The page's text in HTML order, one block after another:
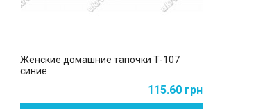
Женские домашние тапочки Т-107
синие
115.60 грн